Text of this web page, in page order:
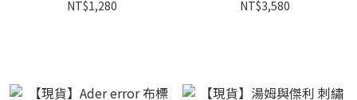
備 露營毯 針織毯 空調毯 桌
NT$1,280 BO42FYTS0111
NT$3,580